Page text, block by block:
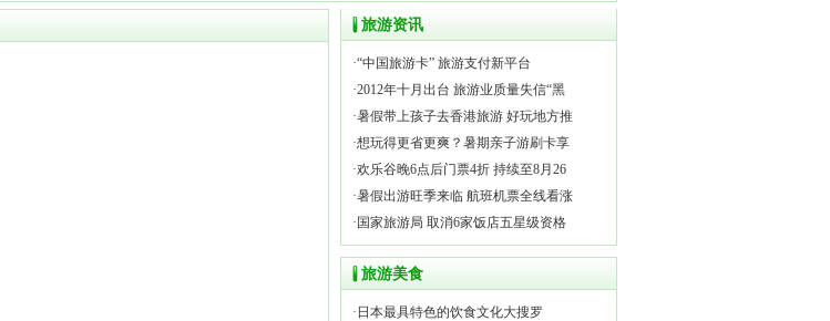
旅游资讯
·“中国旅游卡” 旅游支付新平台
·2012年十月出台 旅游业质量失信“黑
·暑假带上孩子去香港旅游 好玩地方推
·想玩得更省更爽？暑期亲子游刷卡享
·欢乐谷晚6点后门票4折 持续至8月26
·暑假出游旺季来临 航班机票全线看涨
· 国家旅游局 取消6家饭店五星级资格
旅游美食
· 日本最具特色的饮食文化大搜罗